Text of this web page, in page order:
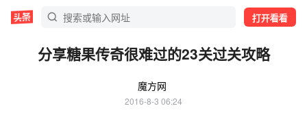
打开看看
分享糖果传奇很难过的23关过关攻略
魔方网
2016-8-3 06:24